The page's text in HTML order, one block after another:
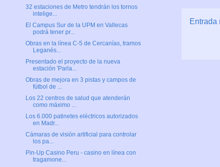
Entrada
32 estaciones de Metro tendrán los tornos
intelige...
El Campus Sur de la UPM en Vallecas
podrá tener pr...
Obras en la línea C-5 de Cercanías, tramos
Leganés...
Presentado el proyecto de la nueva
estación 'Parla...
Obras de mejora en 3 pistas y campos de
fútbol de ...
Los 22 centros de salud que atenderán
como máximo ...
Los 6.000 patinetes eléctricos autorizados
en Madr...
Cámaras de visión artificial para controlar
los pa...
Pin-Up Casino Peru - casino en línea con
tragamone...